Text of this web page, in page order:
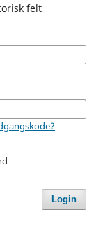
felt
Login